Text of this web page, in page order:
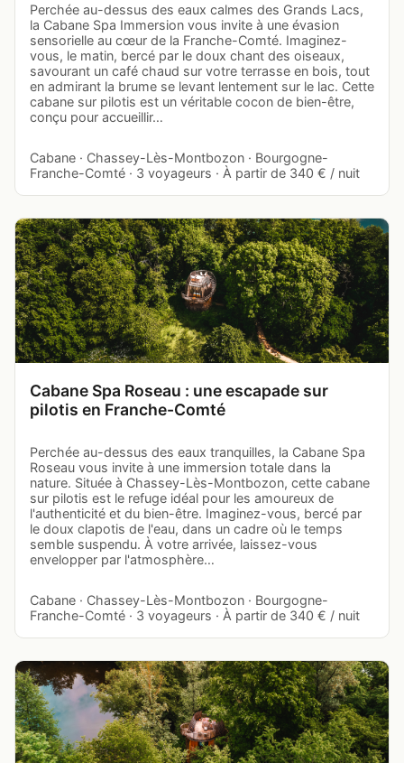
Perchée au-dessus des eaux calmes des Grands Lacs,
la Cabane Spa Immersion vous invite à une évasion
sensorielle au cœur de la Franche-Comté. Imaginez-
vous, le matin, bercé par le doux chant des oiseaux,
savourant un café chaud sur votre terrasse en bois, tout
en admirant la brume se levant lentement sur le lac. Cette
cabane sur pilotis est un véritable cocon de bien-être,
conçu pour accueillir…
Cabane · Chassey-Lès-Montbozon · Bourgogne-
Franche-Comté · 3 voyageurs · À partir de 340 € / nuit
Cabane Spa Roseau : une escapade sur
pilotis en Franche-Comté
Perchée au-dessus des eaux tranquilles, la Cabane Spa
Roseau vous invite à une immersion totale dans la
nature. Située à Chassey-Lès-Montbozon, cette cabane
sur pilotis est le refuge idéal pour les amoureux de
l'authenticité et du bien-être. Imaginez-vous, bercé par
le doux clapotis de l'eau, dans un cadre où le temps
semble suspendu. À votre arrivée, laissez-vous
envelopper par l'atmosphère…
Cabane · Chassey-Lès-Montbozon · Bourgogne-
Franche-Comté · 3 voyageurs · À partir de 340 € / nuit